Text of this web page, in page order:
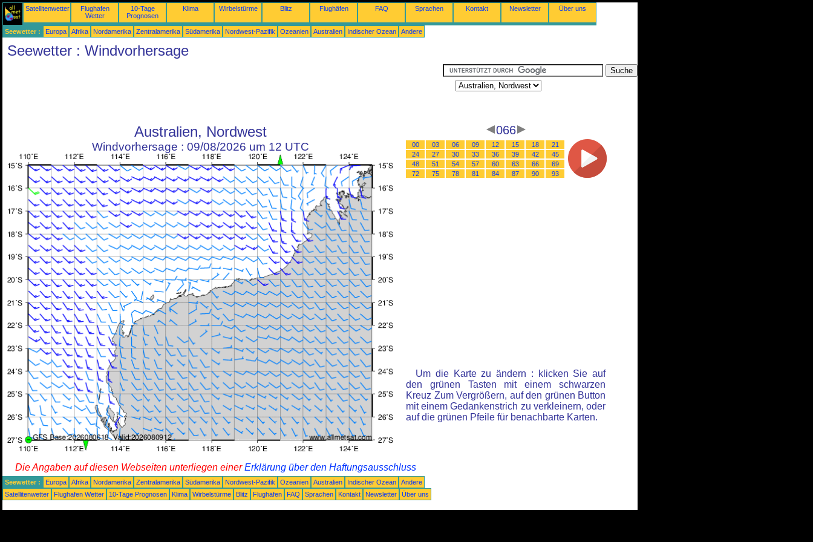
Satellitenwetter
Flughafen
Wetter
10-Tage
Prognosen
Klima Wirbelstürme Blitz Flughäfen FAQ Sprachen Kontakt Newsletter Über uns
Seewetter : Europa Afrika Nordamerika Zentralamerika Südamerika Nordwest-Pazifik Ozeanien Australien Indischer Ozean Andere
Seewetter : Windvorhersage
Australien, Nordwest
Windvorhersage : 09/08/2026 um 12 UTC
066
00 03 06 09 12 15 18
21
24
27 30 33 36 39 42
45
48
51 54 57 60 63 66
69
72
75 78 81 84 87 90 93
Um die Karte zu ändern : klicken Sie auf
den grünen Tasten mit einem schwarzen
Kreuz Zum Vergrößern, auf den grünen Button
mit einem Gedankenstrich zu verkleinern, oder
auf die grünen Pfeile für benachbarte Karten.
Die Angaben auf diesen Webseiten unterliegen einerErklärung über den Haftungsausschluss
Seewetter : Europa Afrika Nordamerika Zentralamerika Südamerika Nordwest-Pazifik Ozeanien Australien Indischer Ozean
Andere
Satellitenwetter
Flughafen Wetter 10-Tage Prognosen Klima Wirbelstürme Blitz Flughäfen FAQ Sprachen Kontakt Newsletter Über uns